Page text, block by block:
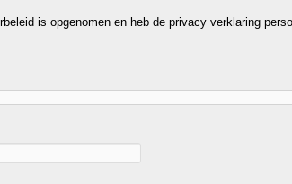
is opgenomen en heb de privacy verklaring